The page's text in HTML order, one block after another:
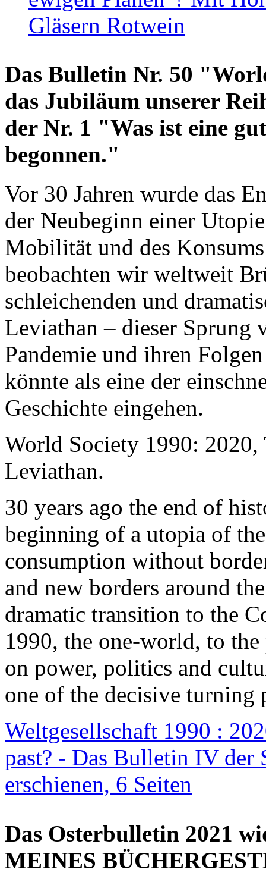
Gläsern Rotwein
Das Bulletin Nr. 50
das Jubiläum unserer
der Nr. 1 "Was ist eine
begonnen."
Vor 30 Jahren wurde das
der Neubeginn einer
Mobilität und des
beobachten wir weltweit
schleichenden und
Leviathan – dieser Sprung
Pandemie und ihren
könnte als eine der
Geschichte eingehen.
World Society 1990: 2020,
Leviathan.
30 years ago the end of
beginning of a utopia of
consumption without
and new borders around
dramatic transition to the
1990, the one-world, to the
on power, politics and
one of the decisive turning
Weltgesellschaft 1990 :
past? - Das Bulletin IV der
erschienen, 6 Seiten
Das Osterbulletin 2021
MEINES